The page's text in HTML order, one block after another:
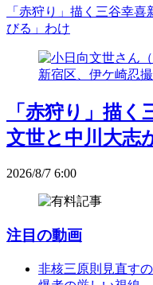
「赤狩り」描く三谷幸
びる」わけ
「赤狩り」描
文世と中川大志
2026/8/7 6:00
注目の動画
非核三原則見直す